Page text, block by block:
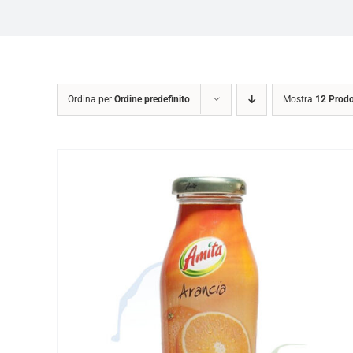
Ordina per Ordine predefinito Mostra 12